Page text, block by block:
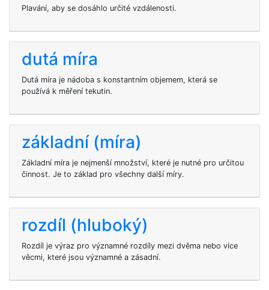
Plavání, aby se dosáhlo určité vzdálenosti.
dutá míra
Dutá míra je nádoba s konstantním objemem, která se
používá k měření tekutin.
základní (míra)
Základní míra je nejmenší množství, které je nutné pro určitou
činnost. Je to základ pro všechny další míry.
rozdíl (hluboký)
Rozdíl je výraz pro významné rozdíly mezi dvěma nebo více
věcmi, které jsou významné a zásadní.